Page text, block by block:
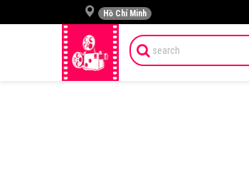
Hồ Chí Minh